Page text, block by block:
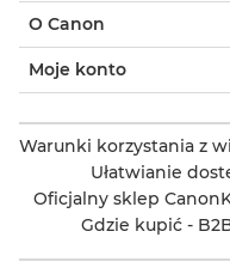
O Canon
Moje konto
Warunki korzystania z
Ułatwianie
Oficjalny sklep Canon
Gdzie kupić -